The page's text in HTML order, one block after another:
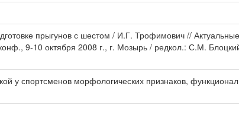
прыгунов с шестом / И.Г. Трофимович //
9-10 октября 2008 г., г. Мозырь / редкол.: С.М.
у спортсменов морфологических признаков,